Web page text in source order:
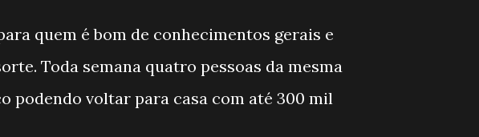
quem é bom de conhecimentos gerais e
Toda semana quatro pessoas da mesma
podendo voltar para casa com até 300 mil